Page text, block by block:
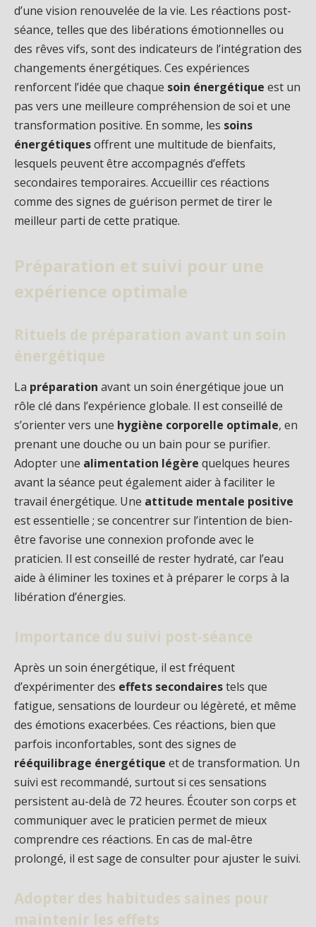
d’une vision renouvelée de la vie. Les réactions post-
séance, telles que des libérations émotionnelles ou
des rêves vifs, sont des indicateurs de l’intégration des
changements énergétiques. Ces expériences
renforcent l’idée que chaque soin énergétique est un
pas vers une meilleure compréhension de soi et une
transformation positive. En somme, les soins
énergétiquesoffrent une multitude de bienfaits,
lesquels peuvent être accompagnés d’effets
secondaires temporaires. Accueillir ces réactions
comme des signes de guérison permet de tirer le
meilleur parti de cette pratique.
Préparation et suivi pour une
expérience optimale
Rituels de préparation avant un soin
énergétique
La préparation avant un soin énergétique joue un
rôle clé dans l’expérience globale. Il est conseillé de
s’orienter vers une hygiène corporelle optimale, en
prenant une douche ou un bain pour se purifier.
Adopter une alimentation légère quelques heures
avant la séance peut également aider à faciliter le
travail énergétique. Une attitude mentale positive
est essentielle ; se concentrer sur l’intention de bien-
être favorise une connexion profonde avec le
praticien. Il est conseillé de rester hydraté, car l’eau
aide à éliminer les toxines et à préparer le corps à la
libération d’énergies.
Importance du suivi post-séance
Après un soin énergétique, il est fréquent
d’expérimenter des effets secondairestels que
fatigue, sensations de lourdeur ou légèreté, et même
des émotions exacerbées. Ces réactions, bien que
parfois inconfortables, sont des signes de
rééquilibrage énergétique et de transformation. Un
suivi est recommandé, surtout si ces sensations
persistent au-delà de 72 heures. Écouter son corps et
communiquer avec le praticien permet de mieux
comprendre ces réactions. En cas de mal-être
prolongé, il est sage de consulter pour ajuster le suivi.
Adopter des habitudes saines pour
maintenir les effets